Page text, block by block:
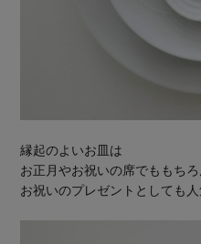
縁起のよいお皿は
お正月やお祝いの席でももちろ
お祝いのプレゼントとしても